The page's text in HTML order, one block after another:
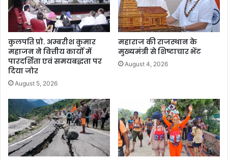
कुलपति प्रो. अम्बरीश कुमार
महाजन ने वित्तीय कार्यों में
पारदर्शिता एवं समयबद्धता पर
दिया जोर
August 5, 2026
महाराज की राजस्थान के
मुख्यमंत्री से शिष्टाचार भेंट
August 4, 2026